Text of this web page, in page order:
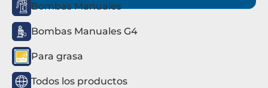
Bombas Manuales
Bombas Manuales G4
Para grasa
Todos los productos